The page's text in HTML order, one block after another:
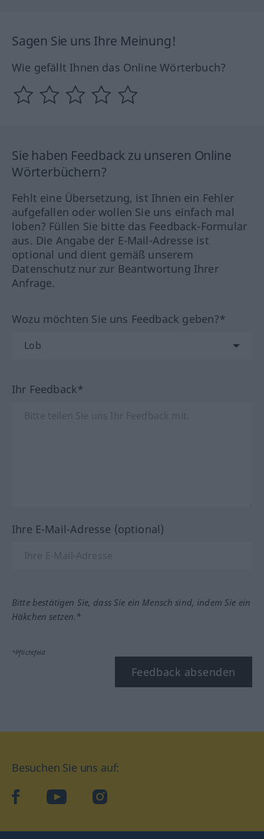
Sagen Sie uns Ihre Meinung!
Wie gefällt Ihnen das Online Wörterbuch?
Sie haben Feedback zu unseren Online
Wörterbüchern?
Fehlt eine Übersetzung, ist Ihnen ein Fehler
aufgefallen oder wollen Sie uns einfach mal
loben? Füllen Sie bitte das Feedback-Formular
aus. Die Angabe der E-Mail-Adresse ist
optional und dient gemäß unserem
Datenschutz nur zur Beantwortung Ihrer
Anfrage.
Wozu möchten Sie uns Feedback geben?*
Ihr Feedback*
Ihre E-Mail-Adresse (optional)
Bitte bestätigen Sie, dass Sie ein Mensch sind, indem Sie ein
Häkchen setzen.*
*Pflichtfeld
Feedback absenden
Besuchen Sie uns auf:
facebookYouTube Instagram